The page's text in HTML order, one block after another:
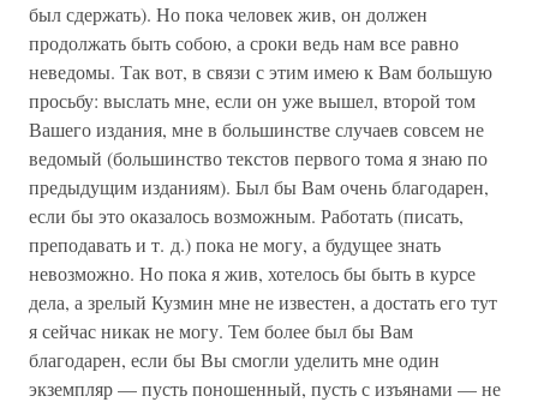
был сдержать). Но пока человек жив, он должен
продолжать быть собою, а сроки ведь нам все равно
неведомы. Так вот, в связи с этим имею к Вам большую
просьбу: выслать мне, если он уже вышел, второй том
Вашего издания, мне в большинстве случаев совсем не
ведомый (большинство текстов первого тома я знаю по
предыдущим изданиям). Был бы Вам очень благодарен,
если бы это оказалось возможным. Работать (писать,
преподавать и т. д.) пока не могу, а будущее знать
невозможно. Но пока я жив, хотелось бы быть в курсе
дела, а зрелый Кузмин мне не известен, а достать его тут
я сейчас никак не могу. Тем более был бы Вам
благодарен, если бы Вы смогли уделить мне один
экземпляр — пусть поношенный, пусть с изъянами — не